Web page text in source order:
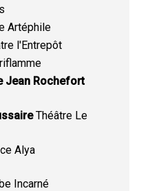
Artéphile
l'Entrepôt
Jean Rochefort
Théâtre Le
Alya
Incarné